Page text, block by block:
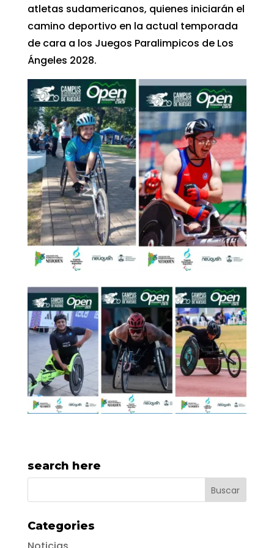
atletas sudamericanos, quienes iniciarán el
camino deportivo en la actual temporada
de cara a los Juegos Paralimpicos de Los
Ángeles 2028.
search here
Categories